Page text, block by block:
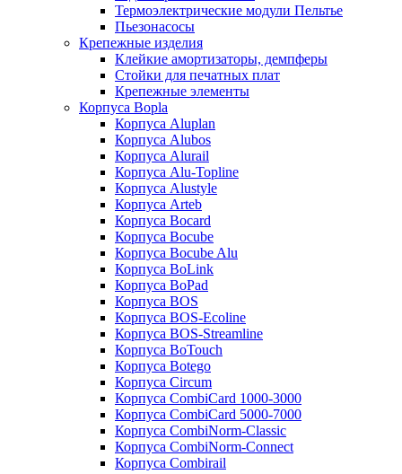
Термоэлектрические модули Пельтье
Пьезонасосы
Крепежные изделия
Клейкие амортизаторы, демпферы
Стойки для печатных плат
Крепежные элементы
Корпуса Bopla
Корпуса Aluplan
Корпуса Alubos
Корпуса Alurail
Корпуса Alu-Topline
Корпуса Alustyle
Корпуса Arteb
Корпуса Bocard
Корпуса Bocube
Корпуса Bocube Alu
Корпуса BoLink
Корпуса BoPad
Корпуса BOS
Корпуса BOS-Ecoline
Корпуса BOS-Streamline
Корпуса BoTouch
Корпуса Botego
Корпуса Circum
Корпуса CombiCard 1000-3000
Корпуса CombiCard 5000-7000
Корпуса CombiNorm-Classic
Корпуса CombiNorm-Connect
Корпуса Combirail